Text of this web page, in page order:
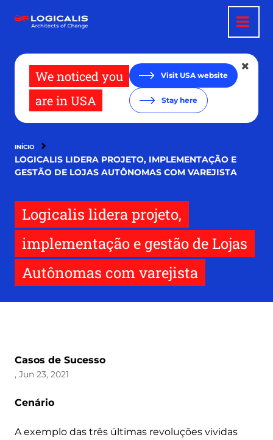
para
We noticed you
are in USA
Visit USA website
Stay here
INÍCIO
LOGICALIS LIDERA PROJETO, IMPLEMENTAÇÃO E
GESTÃO DE LOJAS AUTÔNOMAS COM VAREJISTA
Logicalis lidera projeto,
implementação e gestão de Lojas
Autônomas com varejista
Casos de Sucesso
, Jun 23, 2021
Cenário
A exemplo das três últimas revoluções vividas